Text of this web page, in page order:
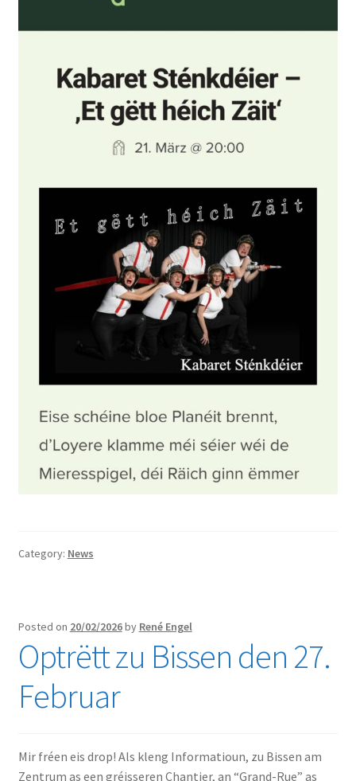
Category: News
Posted on 20/02/2026by René Engel
Optrëtt zu Bissen den 27.
Februar
Mir fréen eis drop! Als kleng Informatioun, zu Bissen am
Zentrum as een gréisseren Chantier, an “Grand-Rue” as